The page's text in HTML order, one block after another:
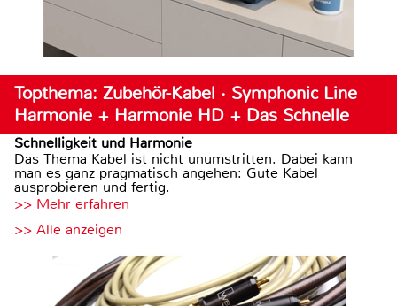
Topthema: Zubehör-Kabel · Symphonic Line
Harmonie + Harmonie HD + Das Schnelle
Schnelligkeit und Harmonie
Das Thema Kabel ist nicht unumstritten. Dabei kann
man es ganz pragmatisch angehen: Gute Kabel
ausprobieren und fertig.
>> Mehr erfahren
>> Alle anzeigen